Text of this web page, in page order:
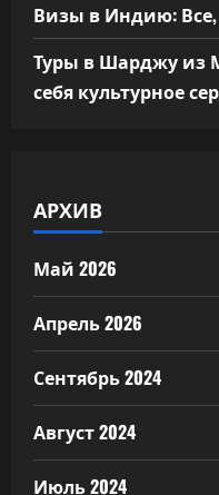
Визы в Индию:
Туры в Шарджу из
себя культурное
АРХИВ
Май 2026
Апрель 2026
Сентябрь 2024
Август 2024
Июль 2024